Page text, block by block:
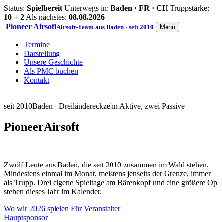
Status: Spielbereit Unterwegs in: Baden · FR · CH Truppstärke:
10 + 2 Als nächstes: 08.08.2026
Pioneer AirsoftAirsoft-Team aus Baden · seit 2010 Menü
Termine
Darstellung
Unsere Geschichte
Als PMC buchen
Kontakt
seit 2010Baden · Dreiländereckzehn Aktive, zwei Passive
PioneerAirsoft
Zwölf Leute aus Baden, die seit 2010 zusammen im Wald stehen.
Mindestens einmal im Monat, meistens jenseits der Grenze, immer
als Trupp. Drei eigene Spieltage am Bärenkopf und eine größere Op
stehen dieses Jahr im Kalender.
Wo wir 2026 spielen Für Veranstalter
Hauptsponsor